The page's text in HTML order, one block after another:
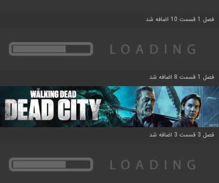
فصل 1 قسمت 10 اضافه شد
فصل 1 قسمت 8 اضافه شد
فصل 3 قسمت 3 اضافه شد